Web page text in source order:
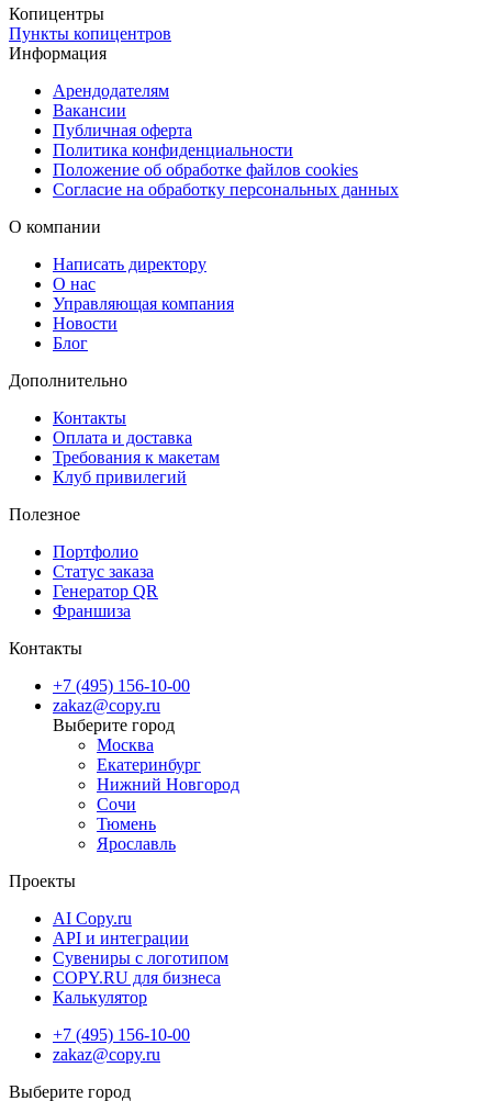
Копицентры
Пункты копицентров
Информация
Арендодателям
Вакансии
Публичная оферта
Политика конфиденциальности
Положение об обработке файлов cookies
Согласие на обработку персональных данных
О компании
Написать директору
О нас
Управляющая компания
Новости
Блог
Дополнительно
Контакты
Оплата и доставка
Требования к макетам
Клуб привилегий
Полезное
Портфолио
Статус заказа
Генератор QR
Франшиза
Контакты
+7 (495) 156-10-00
zakaz@copy.ru
Москва
Екатеринбург
Нижний Новгород
Сочи
Тюмень
Ярославль
Проекты
AI Copy.ru
API и интеграции
Сувениры с логотипом
COPY.RU для бизнеса
Калькулятор
+7 (495) 156-10-00
zakaz@copy.ru